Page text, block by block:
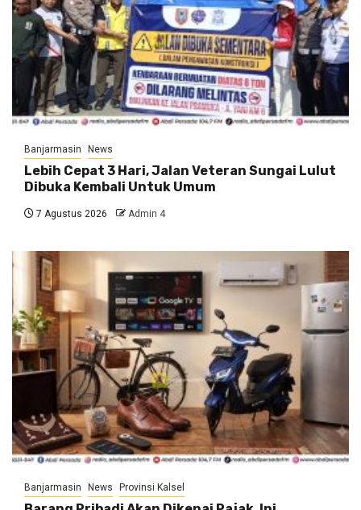
Banjarmasin News
Lebih Cepat 3 Hari, Jalan Veteran Sungai Lulut
Dibuka Kembali Untuk Umum
7 Agustus 2026 Admin 4
Banjarmasin News Provinsi Kalsel